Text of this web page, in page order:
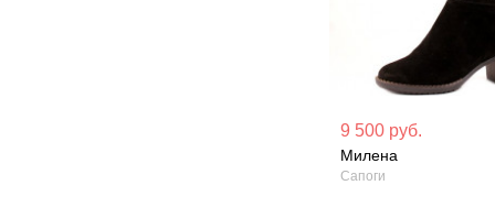
9 500 руб.
Милена
Сапоги
Материал
кожа
Сезон: